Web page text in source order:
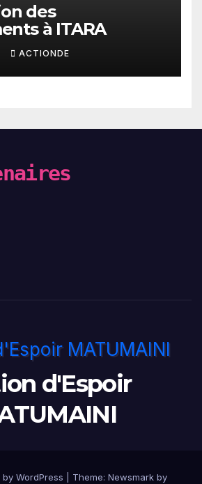
des
à ITARA
ACTIONDE
d'Espoir
WordPress Theme: Newsmarkby